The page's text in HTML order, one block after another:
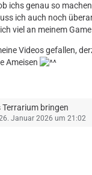
ichs genau so
ich auch noch
viel an meinem
Videos gefallen,
Ameisen
bringen
Januar 2026 um 21:02